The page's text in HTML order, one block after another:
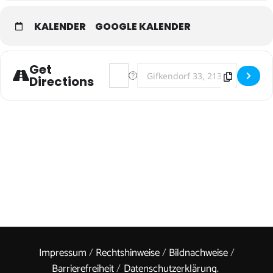
KALENDER GOOGLE KALENDER
Get
Directions
Address - FLIEGEN & Ho'oponopono
Destination Address - FLIEGEN
Impressum/Rechtshinweise/Bildnachweise/
Barrierefreiheit/ Datenschutzerklärung